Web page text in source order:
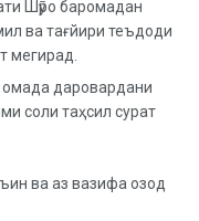
Шӯро баромадан
ва тағйири теъдоди
мегирад.
омада даровардани
соли таҳсил сурат
ва аз вазифа озод